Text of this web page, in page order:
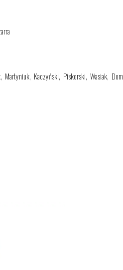
Martyniuk, Kaczyński, Piskorski, Wasiak,